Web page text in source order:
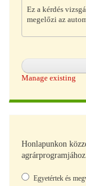
Ez a kérdés
megelőzi az
Manage existing
Honlapunkon
Választások
Egyetértek és